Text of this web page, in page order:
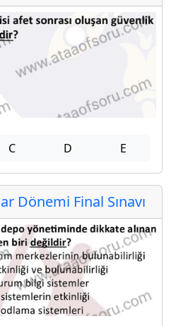
C D E
Dönemi Final Sınavı